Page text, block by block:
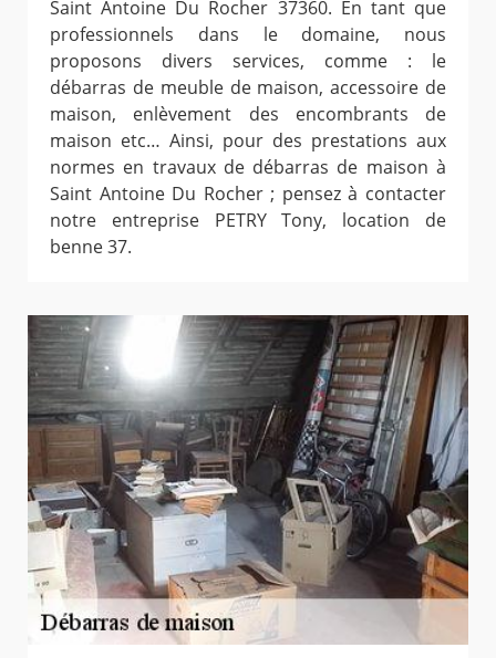
Saint Antoine Du Rocher 37360. En tant que
professionnels dans le domaine, nous
proposons divers services, comme : le
débarras de meuble de maison, accessoire de
maison, enlèvement des encombrants de
maison etc… Ainsi, pour des prestations aux
normes en travaux de débarras de maison à
Saint Antoine Du Rocher ; pensez à contacter
notre entreprise PETRY Tony, location de
benne 37.